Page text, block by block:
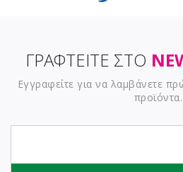
ΓΡΑΦΤΕΙΤΕ ΣΤΟ
Εγγραφείτε για να λαμβάνετε
προϊόντα.